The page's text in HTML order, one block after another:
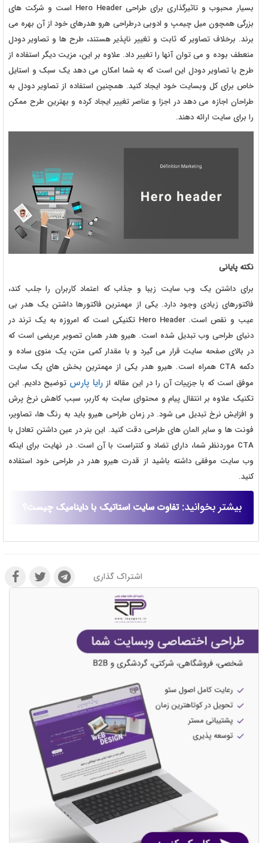
بسیار محبوب و تاثیرگذاری برای طراحی Hero Header است و شرکت های
بزرگی همچون میل چیمپ و ادوبی درطراحی هرو هدرهای خود از آن بهره می
برند. برخلاف تصاویر که ثابت و تغییر ناپذیر هستند، طرح ها و تصاویر دودل
منعطف بوده و می توان آنها را تغییر داد. علاوه بر این، مزیت دیگر استفاده از
طرح یا تصاویر دودل این است که به شما امکان می دهد یک سبک و استایل
خاص برای کل وبسایت خود ایجاد کنید. همچنین استفاده از تصاویر دودل به
طراحان اجازه می دهد در اجزا و عناصر تغییر ایجاد کرده و بهترین طرح ممکن
را برای سایت ارائه دهند.
نکته پایانی
برای داشتن یک وب سایت زیبا و جذاب که اعتماد کاربران را جلب کند،
فاکتورهای زیادی وجود دارد. یکی از مهمترین فاکتورها داشتن یک هدر بی
عیب و نقص است. Hero Header تکنیکی است که امروزه به یک ترند در
دنیای طراحی وب تبدیل شده است. هیرو هدر همان تصویر عریضی است که
در بالای صفحه سایت قرار می گیرد و با مقدار کمی متن، یک منوی ساده و
دکمه CTA همراه است. هیرو هدر یکی از مهمترین بخش های یک سایت
موفق است که با جزییات آن را در این مقاله از رایا پارس توضیح دادیم. این
تکنیک علاوه بر انتقال پیام و محتوای سایت به کاربر، سبب کاهش نرخ پرش
و افزایش نرخ تبدیل می شود. در زمان طراحی هیرو باید به رنگ ها، تصاویر،
فونت ها و سایر المان های طراحی دقت کنید. این بنر در عین داشتن تعادل با
CTA موردنظر شما، دارای تضاد و کنتراست با آن است. در نهایت برای اینکه
وب سایت موفقی داشته باشید از قدرت هیرو هدر در طراحی خود استفاده
کنید.
بیشتر بخوانید:تفاوت سایت استاتیک با داینامیک چیست؟
اشتراک گذاری